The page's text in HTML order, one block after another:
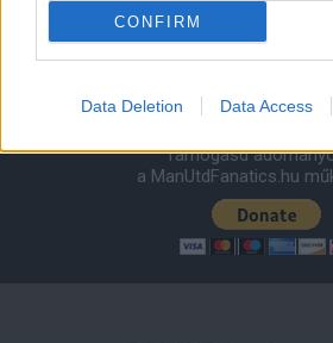
CONFIRM
Data Deletion Data Access
Támogasd
a ManUtdFanatics.hu